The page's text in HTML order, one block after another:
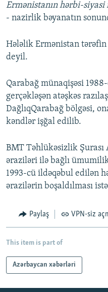
Ermənistanın hərbi-
- nazirlik bəyanatın
Hələlik Ermənistan
deyil.
Qarabağ münaqişəsi
gerçəkləşən atəşkəs
DağlıqQarabağ bölgəsi,
kəndlər işğal edilib.
BMT Təhlükəsizlik Şurası
əraziləri ilə bağlı
1993-cü ildəqəbul edilən
ərazilərin boşaldılması
Paylaş VPN-siz
This item is part of
Azərbaycan xəbərləri